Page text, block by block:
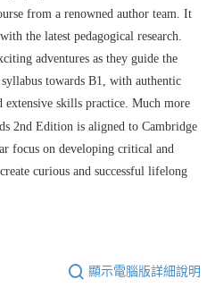
from a renowned author team. It
the latest pedagogical research.
adventures as they guide the
towards B1, with authentic
skills practice. Much more
2nd Edition is aligned to Cambridge
focus on developing critical and
curious and successful lifelong
顯示電腦版詳細說明